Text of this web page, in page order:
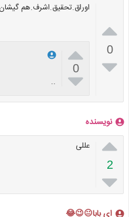

0

اوراق.تحقیق.اشرف.هم

0

..
نویسنده

2

عللی
ای بابا😐😉😂